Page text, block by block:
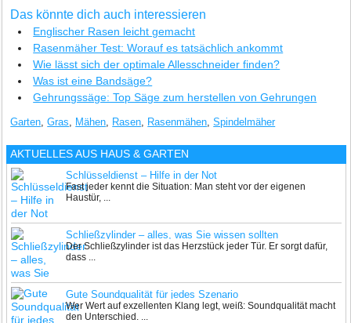
Das könnte dich auch interessieren
Englischer Rasen leicht gemacht
Rasenmäher Test: Worauf es tatsächlich ankommt
Wie lässt sich der optimale Allesschneider finden?
Was ist eine Bandsäge?
Gehrungssäge: Top Säge zum herstellen von Gehrungen
Garten,Gras, Mähen, Rasen, Rasenmähen,Spindelmäher
AKTUELLES AUS HAUS & GARTEN
Schlüsseldienst – Hilfe in der Not
Fast jeder kennt die Situation: Man steht vor der eigenen
Haustür, ...
Schließzylinder – alles, was Sie wissen sollten
Der Schließzylinder ist das Herzstück jeder Tür. Er sorgt dafür,
dass ...
Gute Soundqualität für jedes Szenario
Wer Wert auf exzellenten Klang legt, weiß: Soundqualität macht
den Unterschied. ...